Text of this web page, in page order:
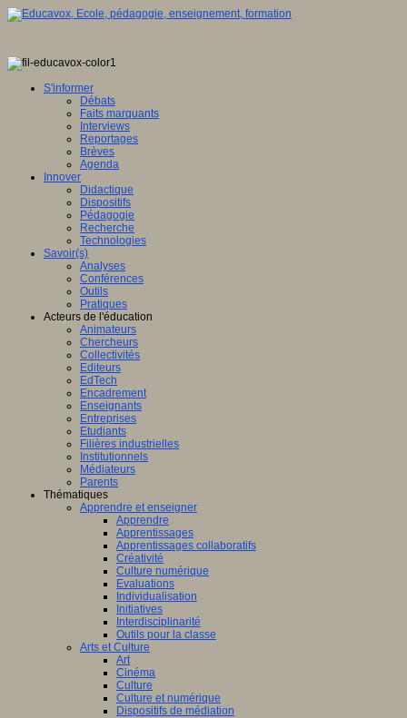
S'informer
Débats
Faits marquants
Interviews
Reportages
Brèves
Agenda
Innover
Didactique
Dispositifs
Pédagogie
Recherche
Technologies
Savoir(s)
Analyses
Conférences
Outils
Pratiques
Acteurs de l'éducation
Animateurs
Chercheurs
Collectivités
Editeurs
EdTech
Encadrement
Enseignants
Entreprises
Etudiants
Filières industrielles
Institutionnels
Médiateurs
Parents
Thématiques
Apprendre et enseigner
Apprendre
Apprentissages
Apprentissages collaboratifs
Créativité
Culture numérique
Evaluations
Individualisation
Initiatives
Interdisciplinarité
Outils pour la classe
Arts et Culture
Art
Cinéma
Culture
Culture et numérique
Dispositifs de médiation